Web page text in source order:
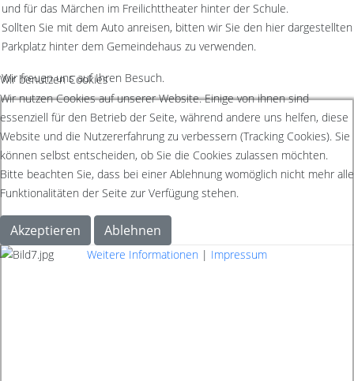
und für das Märchen im Freilichttheater hinter der Schule.
Sollten Sie mit dem Auto anreisen, bitten wir Sie den hier dargestellten
Parkplatz hinter dem Gemeindehaus zu verwenden.
Wir freuen uns auf Ihren Besuch.
Wir benutzen Cookies
Wir nutzen Cookies auf unserer Website. Einige von ihnen sind
essenziell für den Betrieb der Seite, während andere uns helfen, diese
Website und die Nutzererfahrung zu verbessern (Tracking Cookies). Sie
können selbst entscheiden, ob Sie die Cookies zulassen möchten.
Bitte beachten Sie, dass bei einer Ablehnung womöglich nicht mehr alle
Funktionalitäten der Seite zur Verfügung stehen.
Akzeptieren Ablehnen
Weitere Informationen | Impressum